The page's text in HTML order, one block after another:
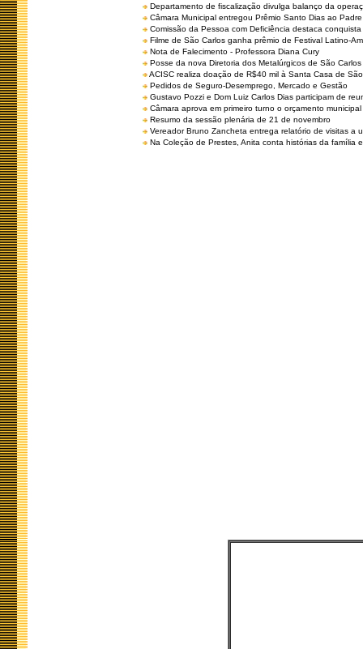
Departamento de fiscalização divulga balanço da
Câmara Municipal entregou Prêmio Santo Dias ao
Comissão da Pessoa com Deficiência destaca
Filme de São Carlos ganha prêmio de Festival Latino-
Nota de Falecimento - Professora Diana Cury
Posse da nova Diretoria dos Metalúrgicos de São
ACISC realiza doação de R$40 mil à Santa Casa de
Pedidos de Seguro-Desemprego, Mercado e Gestão
Gustavo Pozzi e Dom Luiz Carlos Dias participam de
Câmara aprova em primeiro turno o orçamento
Resumo da sessão plenária de 21 de novembro
Vereador Bruno Zancheta entrega relatório de visitas a
Na Coleção de Prestes, Anita conta histórias da família